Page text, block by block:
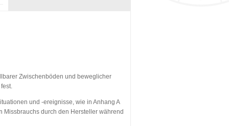
Zwischenböden und beweglicher
und -ereignisse, wie in Anhang A
durch den Hersteller während